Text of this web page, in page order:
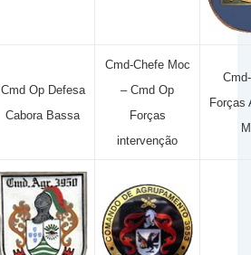
Cmd Op Defesa
Cabora Bassa
Cmd-Chefe Moc
– Cmd Op
Forças
intervenção
Forças